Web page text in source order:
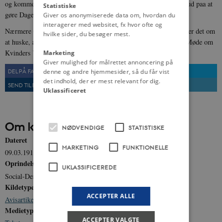
og komme af Sted; overalt i Hjemmene maa Bestræbelserne gaa ud paa at
gøre Dagen næste Søndag til en Festdag for Husets Mor.
Nærmere Oplysninger forekommer senere, men allerede nu gælder det om
at huske, at vi ikke kan noget andet næste Søndag end at gaa til Møde om
Kvinders Valgret.
DEL PÅ FACEBOOK
DEL PÅ TWITTER
SEND TIL EN VEN
UDSKRIV
Om kilden
Dateret
09.03.1911
Oprindelse
Social-Demokraten, 9. marts 1911, s. 1
Kildetype
Avisartikel
Medietype
Statistiske
Giver os anonymiserede data om, hvordan du
interagerer med websitet, fx hvor ofte og
hvilke sider, du besøger mest.
Marketing
Giver mulighed for målrettet annoncering på
denne og andre hjemmesider, så du får vist
det indhold, der er mest relevant for dig.
Uklassificeret
NØDVENDIGE STATISTISKE
MARKETING FUNKTIONELLE
UKLASSIFICEREDE
ACCEPTER ALLE
ACCEPTER VALGTE